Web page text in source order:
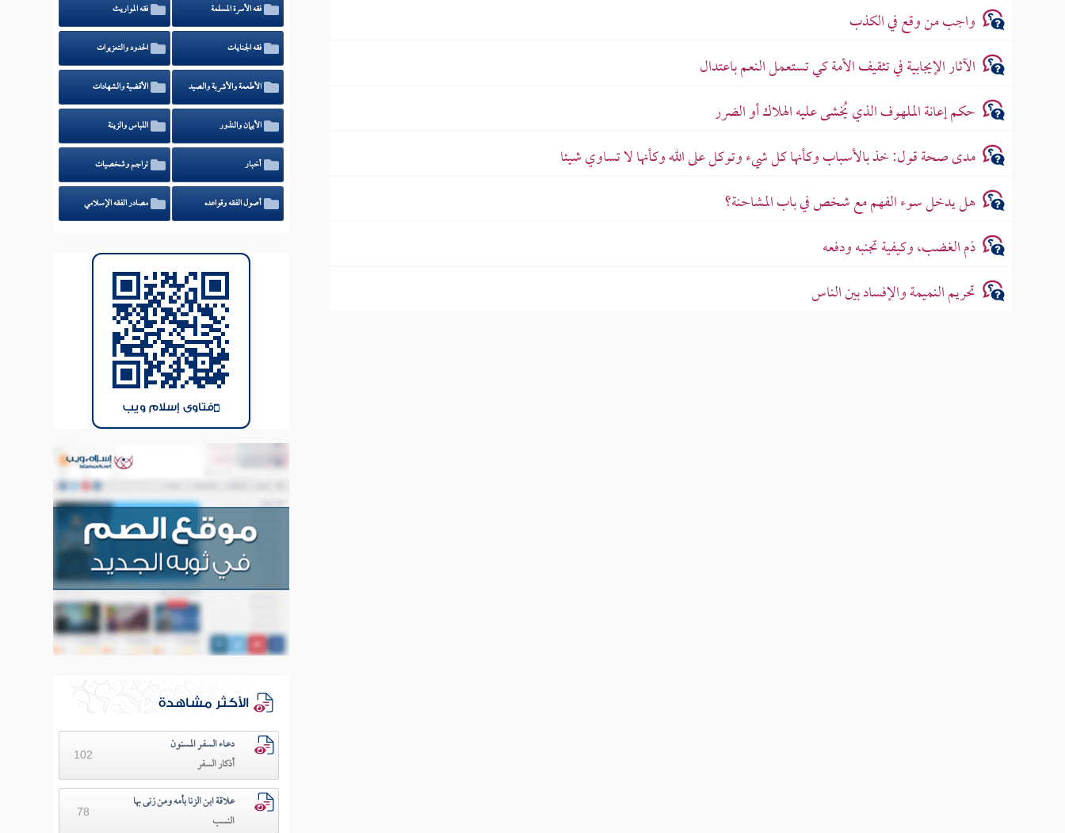
واجب من وقع في الكذب
الآثار الإيجابية في تثقيف الأمة كي تستعمل النعم باعتدال
حكم إعانة الملهوف الذي يُخشى عليه الهلاك أو الضرر
مدى صحة قول: خذ بالأسباب وكأنها كل شيء وتوكل على الله وكأنها لا تساوي شيئا
هل يدخل سوء الفهم مع شخص في باب المشاحنة؟
ذم الغضب، وكيفية تجنبه ودفعه
تحريم النميمة والإفساد بين الناس
فقه الأسرة المسلمة فقه المواريث
فقه الجنايات الحدود والتعزيرات
الأطعمة والأشربة والصيد الأقضية والشهادات
الأيمان والنذور اللباس والزينة
أخبار تراجم وشخصيات
أصول الفقه وقواعده مصادر الفقه الإسلامي
فتاوى إسلام ويب
الأكثر مشاهدة
دعـاء السفـر المسنون
أذكار السفر
102
علاقة ابن الزنا بأمه ومن زنى بها
النسب
78